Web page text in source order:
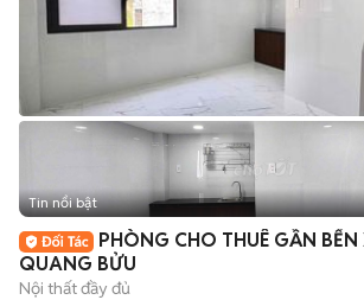
Tin nổi bật
PHÒNG CHO THUÊ GẦN
QUANG BỬU
Nội thất đầy đủ